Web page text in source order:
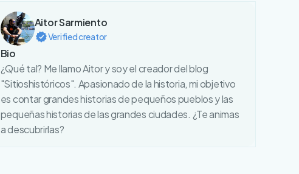
Aitor Sarmiento
Verified creator
Bio
¿Qué tal? Me llamo Aitor y soy el creador del blog
"Sitioshistóricos". Apasionado de la historia, mi objetivo
es contar grandes historias de pequeños pueblos y las
pequeñas historias de las grandes ciudades. ¿Te animas
a descubrirlas?